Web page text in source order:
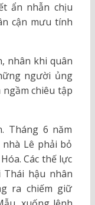
ẩn nhẫn chịu
cận mưu tính
nhân khi quân
người ủng
chiêu tập
Tháng 6 năm
Lê phải bỏ
Các thế lực
hậu nhân
ra chiếm giữ